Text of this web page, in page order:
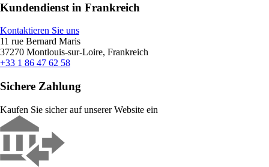
Kundendienst in Frankreich
Kontaktieren Sie uns
11 rue Bernard Maris
37270 Montlouis-sur-Loire, Frankreich
+33 1 86 47 62 58
Sichere Zahlung
Kaufen Sie sicher auf unserer Website ein